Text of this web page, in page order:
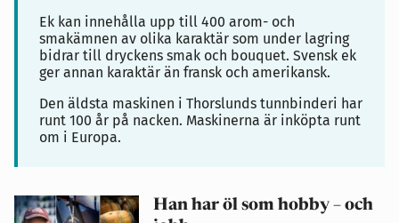
Ek kan innehålla upp till 400 arom- och
smakämnen av olika karaktär som under lagring
bidrar till dryckens smak och bouquet. Svensk ek
ger annan karaktär än fransk och amerikansk.
Den äldsta maskinen i Thorslunds tunnbinderi har
runt 100 år på nacken. Maskinerna är inköpta runt
om i Europa.
Han har öl som hobby – och